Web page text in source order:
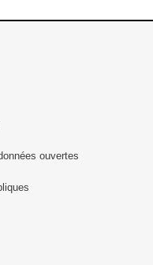
ouvertes